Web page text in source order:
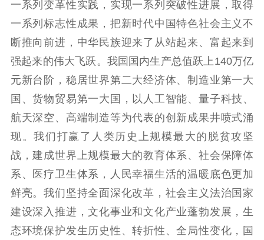
文化人才
紫金人才 职称评审
数据资源
公共服务
新时代公民素养
新闻出版
作品著作权
科研创新
服务管理平台
智库服务
管理平台
文艺创作
服务管理
文化产业
统计分析
数字出版
审读服务
新闻发布工作备
案管理系统
电影
理论宣讲
政工继续教育学
一系列变革性实践，实现一系列突破性进展，取得
一系列标志性成果，把新时代中国特色社会主义不
断推向前进，中华民族迎来了从站起来、富起来到
强起来的伟大飞跃。我国国内生产总值跃上140万亿
元新台阶，稳居世界第二大经济体、制造业第一大
国、货物贸易第一大国，以人工智能、量子科技、
航天深空、高端制造等为代表的创新成果井喷式涌
现。我们打赢了人类历史上规模最大的脱贫攻坚
战，建成世界上规模最大的教育体系、社会保障体
系、医疗卫生体系，人民幸福生活的温暖底色更加
鲜亮。我们坚持全面深化改革，社会主义法治国家
建设深入推进，文化事业和文化产业蓬勃发展，生
态环境保护发生历史性、转折性、全局性变化，国